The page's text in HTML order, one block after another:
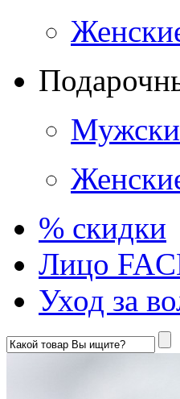
% скидки
Лицо
Уход за